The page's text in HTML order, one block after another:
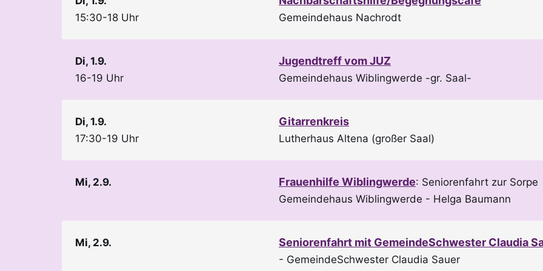
15:30-18 Uhr
Gemeindehaus Nachrodt
Di, 1.9.
16-19 Uhr
Jugendtreff vom JUZ
Gemeindehaus Wiblingwerde -gr. Saal-
Di, 1.9.
17:30-19 Uhr
Gitarrenkreis
Lutherhaus Altena (großer Saal)
Mi, 2.9. Frauenhilfe Wiblingwerde: Seniorenfahrt zur Sorpe
Gemeindehaus Wiblingwerde
Helga Baumann
Mi, 2.9. Seniorenfahrt mit GemeindeSchwester Claudia
GemeindeSchwester Claudia Sauer